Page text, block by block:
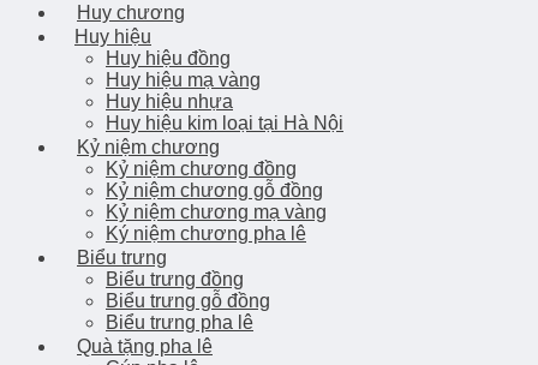
Huy chương
Huy hiệu
Huy hiệu đồng
Huy hiệu mạ vàng
Huy hiệu nhựa
Huy hiệu kim loại tại Hà Nội
Kỷ niệm chương
Kỷ niệm chương đồng
Kỷ niệm chương gỗ đồng
Kỷ niệm chương mạ vàng
Ký niệm chương pha lê
Biểu trưng
Biểu trưng đồng
Biểu trưng gỗ đồng
Biểu trưng pha lê
Quà tặng pha lê